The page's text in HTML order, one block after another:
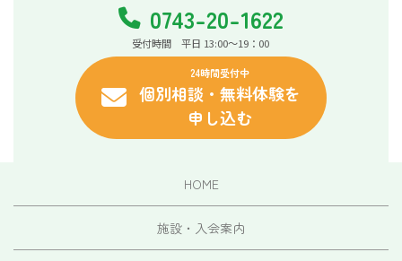
0743-20-1622
受付時間 平日 13:00～19：00
個別相談・無料体験を
申し込む
24時間受付中
HOME
施設・入会案内